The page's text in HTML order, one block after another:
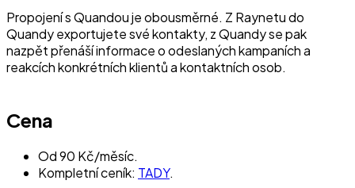
Propojení s Quandou je obousměrné. Z Raynetu do
Quandy exportujete své kontakty, z Quandy se pak
nazpět přenáší informace o odeslaných kampaních a
reakcích konkrétních klientů a kontaktních osob.
Cena
Od 90 Kč/měsíc.
Kompletní ceník: TADY.